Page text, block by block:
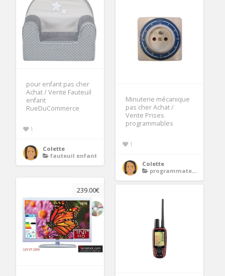
pour enfant pas cher
Achat / Vente Fauteuil
enfant
RueDuCommerce
1
Colette
fauteuil enfant
Minuterie mécanique
pas cher Achat /
Vente Prises
programmables
1
Colette
programmateur radiateur electrique
239.00€